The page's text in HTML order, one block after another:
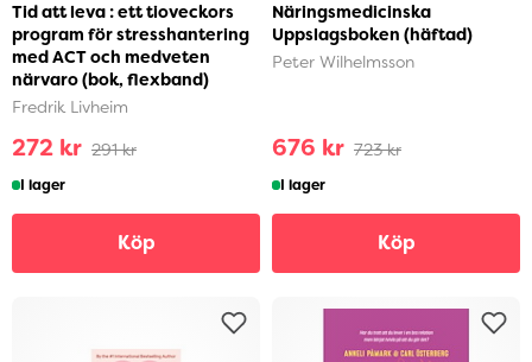
Tid att leva : ett tioveckors
program för stresshantering
med ACT och medveten
närvaro (bok, flexband)
Fredrik Livheim
272 kr 291 kr
I lager
Köp
Näringsmedicinska
Uppslagsboken (häftad)
Peter Wilhelmsson
676 kr 723 kr
I lager
Köp